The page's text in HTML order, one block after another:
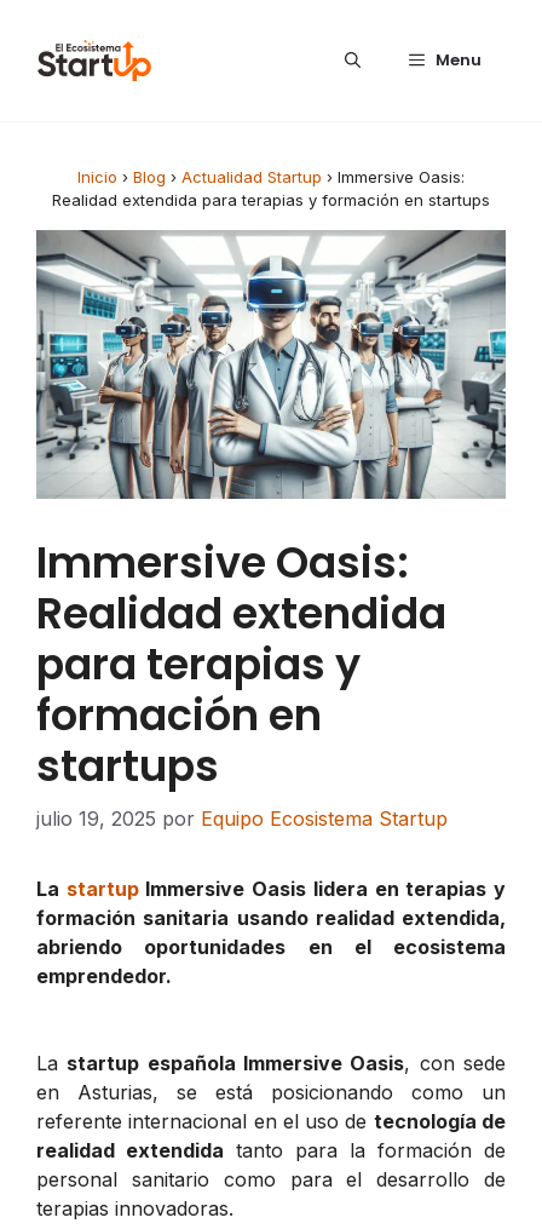
Menu
Inicio › Blog › Actualidad Startup › Immersive Oasis:
Realidad extendida para terapias y formación en startups
Immersive Oasis:
Realidad extendida
para terapias y
formación en
startups
julio 19, 2025 por Equipo Ecosistema Startup
La startupImmersive Oasis lidera en terapias y
formación sanitaria usando realidad extendida,
abriendo oportunidades en el ecosistema
emprendedor.
La startup española Immersive Oasis, con sede
en Asturias, se está posicionando como un
referente internacional en el uso de tecnología de
realidad extendida tanto para la formación de
personal sanitario como para el desarrollo de
terapias innovadoras.